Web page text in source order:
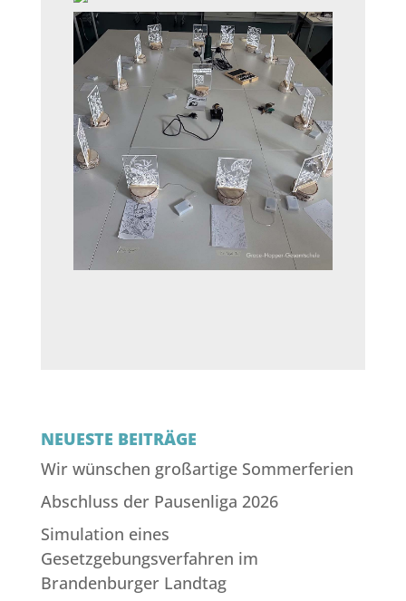
NEUESTE BEITRÄGE
Wir wünschen großartige Sommerferien
Abschluss der Pausenliga 2026
Simulation eines
Gesetzgebungsverfahren im
Brandenburger Landtag